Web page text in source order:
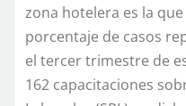
zona hotelera es la
porcentaje de casos
el tercer trimestre de
162 capacitaciones